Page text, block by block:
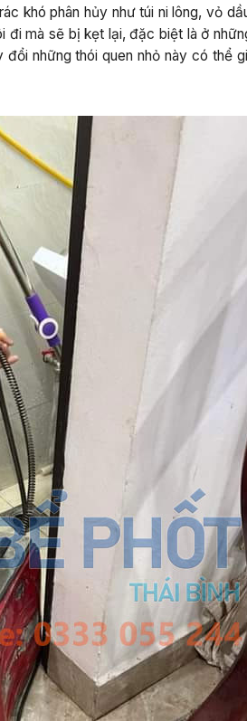
khó phân hủy như túi ni lông, vỏ
mà sẽ bị kẹt lại, đặc biệt là ở
những thói quen nhỏ này có thể